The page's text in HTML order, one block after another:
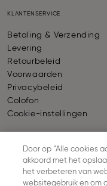
KLANTENSERVICE
Betaling & Verzending
Levering
Retourbeleid
Voorwaarden
Privacybeleid
Colofon
Cookie-instellingen
BETALINGDoor op “Alle cookies
akkoord met het
het verbeteren van
websitegebruik en om